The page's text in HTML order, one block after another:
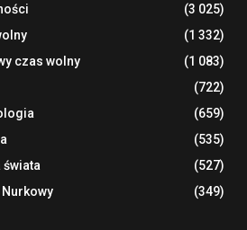
(3 025)
(1 332)
czas wolny
(1 083)
(722)
(659)
(535)
świata
(527)
(349)